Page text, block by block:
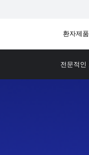
환자제
전문적인